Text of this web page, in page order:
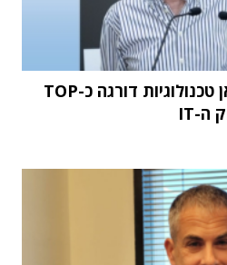
מחקר STKI השנתי: וואן טכנולוגיות דורגה כ-TOP